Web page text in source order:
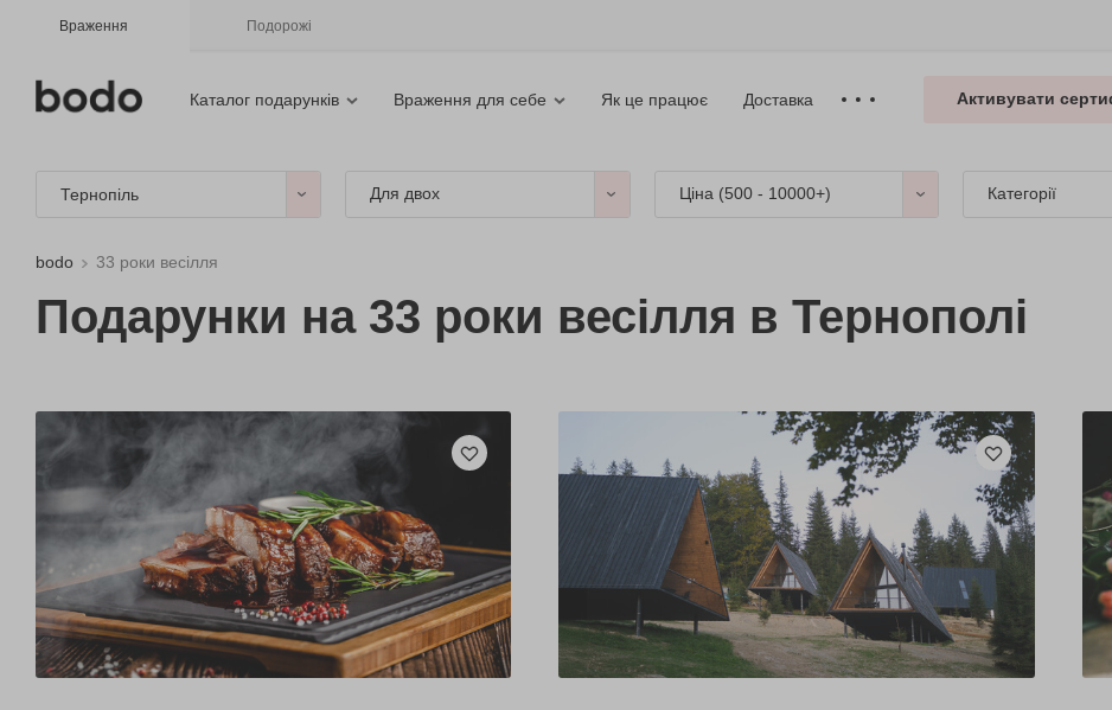
Враження Подорожі
Каталог подарунків Враження для себе Як це працює Доставка Активувати
Тернопіль Для двох Ціна (500 - 10000+) Категорії
bodo 33 роки весілля
Подарунки на 33 роки весілля в Тернополі